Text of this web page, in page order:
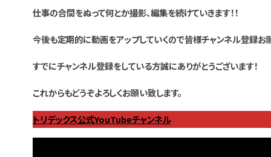
仕事の合間をぬって何とか撮影、編集を続けていきます！！
今後も定期的に動画をアップしていくので皆様チャンネル登録お
すでにチャンネル登録をしている方誠にありがとうございます！
これからもどうぞよろしくお願い致します。
トリデックス公式YouTubeチャンネル